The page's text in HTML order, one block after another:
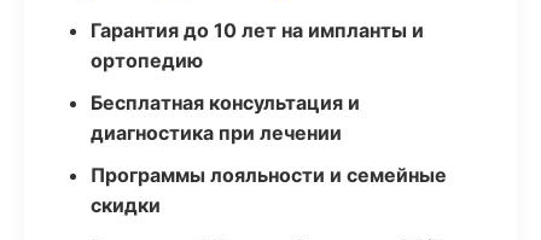
Гарантия до 10 лет на импланты и
ортопедию
Бесплатная консультация и
диагностика при лечении
Программы лояльности и семейные
скидки